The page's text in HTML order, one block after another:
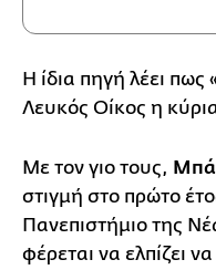
Η ίδια πηγή λέει πως
Λευκός Οίκος η
Με τον γιο τους,
στιγμή στο πρώτο
Πανεπιστήμιο της
φέρεται να ελπίζει